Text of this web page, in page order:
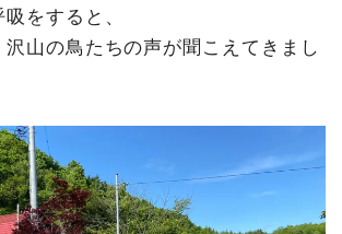
をすると、
山の鳥たちの声が聞こえてきまし